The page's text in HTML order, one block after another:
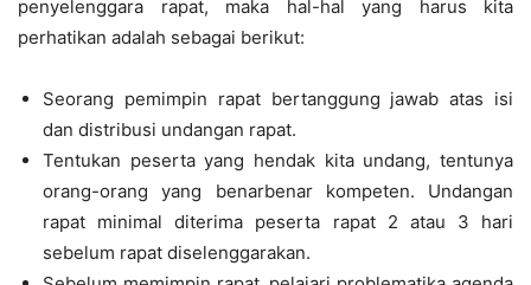
penyelenggara rapat, maka hal-hal yang harus kita
perhatikan adalah sebagai berikut:
Seorang pemimpin rapat bertanggung jawab atas isi
dan distribusi undangan rapat.
Tentukan peserta yang hendak kita undang, tentunya
orang-orang yang benarbenar kompeten. Undangan
rapat minimal diterima peserta rapat 2 atau 3 hari
sebelum rapat diselenggarakan.